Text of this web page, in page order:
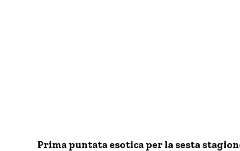
Prima puntata esotica per la sesta